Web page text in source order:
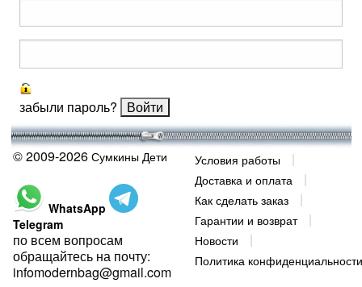
забыли пароль?
© 2009-2026 Сумкины Дети
WhatsApp
Telegram
по всем вопросам
обращайтесь на почту:
infomodernbag@gmail.com
Условия работы
Доставка и оплата
Как сделать заказ
Гарантии и возврат
Новости
Политика конфиденциальности